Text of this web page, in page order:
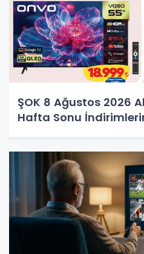
ŞOK 8 Ağustos 2026
Hafta Sonu